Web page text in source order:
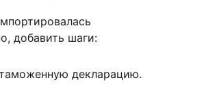
добавить шаги:
декларацию.